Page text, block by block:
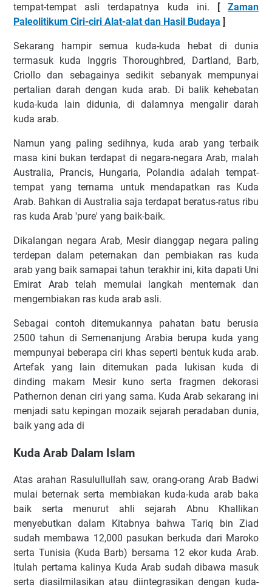
tempat-tempat asli terdapatnya kuda ini.
[Zaman
Paleolitikum Ciri-ciri Alat-alat dan Hasil Budaya ]
Sekarang hampir semua kuda-kuda hebat di dunia
termasuk kuda Inggris Thoroughbred, Dartland, Barb,
Criollo dan sebagainya sedikit sebanyak mempunyai
pertalian darah dengan kuda arab. Di balik kehebatan
kuda-kuda lain didunia, di dalamnya mengalir darah
kuda arab.
Namun yang paling sedihnya, kuda arab yang terbaik
masa kini bukan terdapat di negara-negara Arab, malah
Australia, Prancis, Hungaria, Polandia adalah tempat-
tempat yang ternama untuk mendapatkan ras Kuda
Arab. Bahkan di Australia saja terdapat beratus-ratus ribu
ras kuda Arab 'pure' yang baik-baik.
Dikalangan negara Arab, Mesir dianggap negara paling
terdepan dalam peternakan dan pembiakan ras kuda
arab yang baik samapai tahun terakhir ini, kita dapati Uni
Emirat Arab telah memulai langkah menternak dan
mengembiakan ras kuda arab asli.
Sebagai contoh ditemukannya pahatan batu berusia
2500 tahun di Semenanjung Arabia berupa kuda yang
mempunyai beberapa ciri khas seperti bentuk kuda arab.
Artefak yang lain ditemukan pada lukisan kuda di
dinding makam Mesir kuno serta fragmen dekorasi
Pathernon denan ciri yang sama. Kuda Arab sekarang ini
menjadi satu kepingan mozaik sejarah peradaban dunia,
baik yang ada di
Kuda Arab Dalam Islam
Atas arahan Rasulullullah saw, orang-orang Arab Badwi
mulai beternak serta membiakan kuda-kuda arab baka
baik serta menurut ahli sejarah Abnu Khallikan
menyebutkan dalam Kitabnya bahwa Tariq bin Ziad
sudah membawa 12,000 pasukan berkuda dari Maroko
serta Tunisia (Kuda Barb) bersama 12 ekor kuda Arab.
Itulah pertama kalinya Kuda Arab sudah dibawa masuk
serta diasilmilasikan atau diintegrasikan dengan kuda-